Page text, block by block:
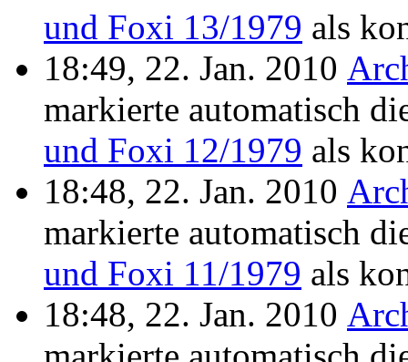
und Foxi 13/1979 als
18:49, 22. Jan. 2010
markierte automatisch
und Foxi 12/1979 als
18:48, 22. Jan. 2010
markierte automatisch
und Foxi 11/1979 als
18:48, 22. Jan. 2010